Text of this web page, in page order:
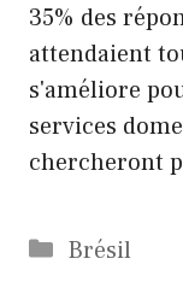
35% des
attendaient
s'améliore
services
chercheront
Catégories
Brésil